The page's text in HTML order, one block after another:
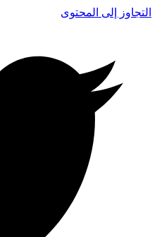
التجاوز إلى المحتوى